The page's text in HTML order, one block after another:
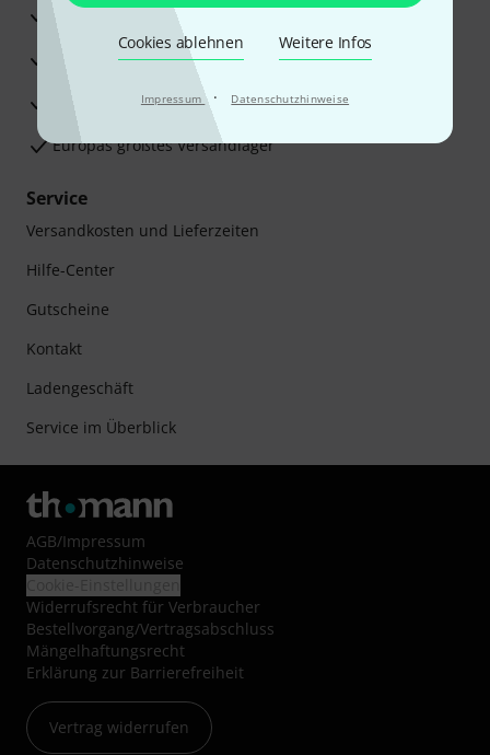
Cookies ablehnen Weitere Infos
Impressum · Datenschutzhinweise
Reparaturservice
Beratung durch Fachexperten
Zufriedenheitsgarantie
Europas größtes Versandlager
Service
Versandkosten und Lieferzeiten
Hilfe-Center
Gutscheine
Kontakt
Ladengeschäft
Service im Überblick
AGB/Impressum
Datenschutzhinweise
Widerrufsrecht für Verbraucher
Bestellvorgang/Vertragsabschluss
Mängelhaftungsrecht
Erklärung zur Barrierefreiheit
Vertrag widerrufen